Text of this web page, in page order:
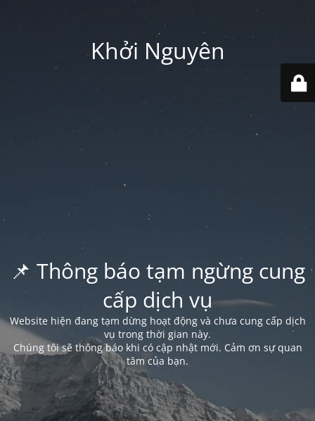
Khởi Nguyên
📌 Thông báo tạm ngừng cung
cấp dịch vụ
Website hiện đang tạm dừng hoạt động và chưa cung cấp dịch
vụ trong thời gian này.
Chúng tôi sẽ thông báo khi có cập nhật mới. Cảm ơn sự quan
tâm của bạn.